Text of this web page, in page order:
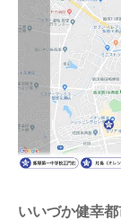
いいづか健幸